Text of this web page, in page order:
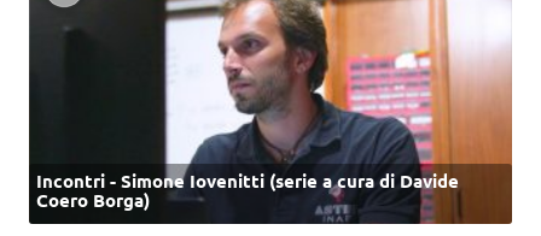
Incontri - Simone Iovenitti (serie a cura di Davide
Coero Borga)